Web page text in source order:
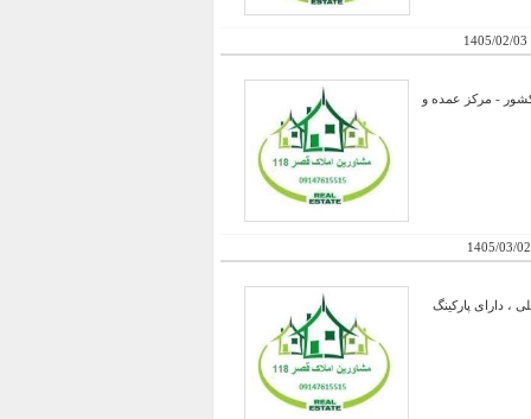
1405/02/03
شمالغرب کشور - مرکز عمده و
1405/03/02
دارد و 4/7 متر عرض دهنه ، سرقفلی ، دارای پارکینگ